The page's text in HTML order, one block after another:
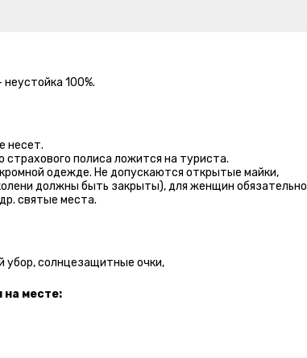
100%.
несет.
полиса ложится на туриста.
одежде. Не допускаются открытые майки,
должны быть закрыты), для женщин обязательно
святые места.
убор, солнцезащитные очки,
на месте: